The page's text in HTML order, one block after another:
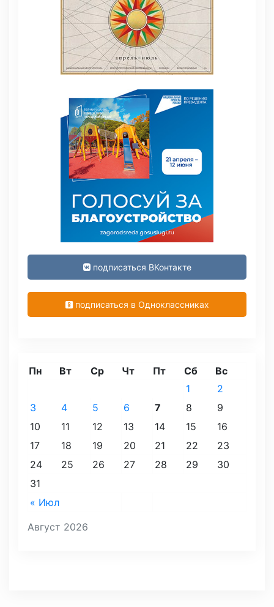
подписаться ВКонтакте
подписаться в Одноклассниках
Август 2026
Пн Вт Ср Чт Пт Сб Вс
« Июл
1
2
3
4 5 6 7 8
9
10
11 12 13 14 15
16
17
18 19 20 21 22
23
24
25 26 27 28 29
30
31